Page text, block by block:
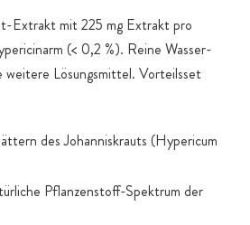
Extrakt mit 225 mg Extrakt pro
(< 0,2 %). Reine Wasser-
Lösungsmittel. Vorteilsset
des Johanniskrauts (Hypericum
Pflanzenstoff-Spektrum der